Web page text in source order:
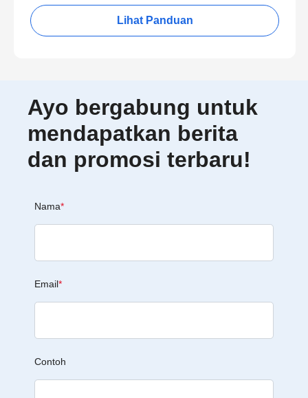
Lihat Panduan
Ayo bergabung untuk
mendapatkan berita
dan promosi terbaru!
Nama*
Email*
Contoh